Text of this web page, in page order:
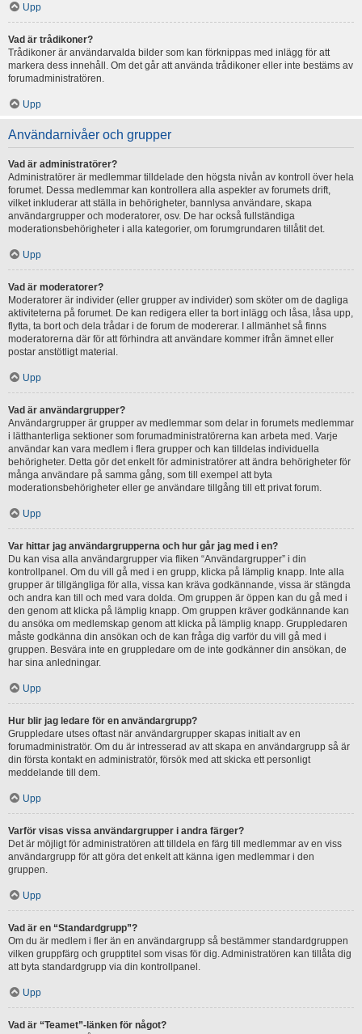
Upp
Vad är trådikoner?
Trådikoner är användarvalda bilder som kan förknippas med inlägg för att
markera dess innehåll. Om det går att använda trådikoner eller inte bestäms av
forumadministratören.
Upp
Användarnivåer och grupper
Vad är administratörer?
Administratörer är medlemmar tilldelade den högsta nivån av kontroll över hela
forumet. Dessa medlemmar kan kontrollera alla aspekter av forumets drift,
vilket inkluderar att ställa in behörigheter, bannlysa användare, skapa
användargrupper och moderatorer, osv. De har också fullständiga
moderationsbehörigheter i alla kategorier, om forumgrundaren tillåtit det.
Upp
Vad är moderatorer?
Moderatorer är individer (eller grupper av individer) som sköter om de dagliga
aktiviteterna på forumet. De kan redigera eller ta bort inlägg och låsa, låsa upp,
flytta, ta bort och dela trådar i de forum de modererar. I allmänhet så finns
moderatorerna där för att förhindra att användare kommer ifrån ämnet eller
postar anstötligt material.
Upp
Vad är användargrupper?
Användargrupper är grupper av medlemmar som delar in forumets medlemmar
i lätthanterliga sektioner som forumadministratörerna kan arbeta med. Varje
användar kan vara medlem i flera grupper och kan tilldelas individuella
behörigheter. Detta gör det enkelt för administratörer att ändra behörigheter för
många användare på samma gång, som till exempel att byta
moderationsbehörigheter eller ge användare tillgång till ett privat forum.
Upp
Var hittar jag användargrupperna och hur går jag med i en?
Du kan visa alla användargrupper via fliken “Användargrupper” i din
kontrollpanel. Om du vill gå med i en grupp, klicka på lämplig knapp. Inte alla
grupper är tillgängliga för alla, vissa kan kräva godkännande, vissa är stängda
och andra kan till och med vara dolda. Om gruppen är öppen kan du gå med i
den genom att klicka på lämplig knapp. Om gruppen kräver godkännande kan
du ansöka om medlemskap genom att klicka på lämplig knapp. Gruppledaren
måste godkänna din ansökan och de kan fråga dig varför du vill gå med i
gruppen. Besvära inte en gruppledare om de inte godkänner din ansökan, de
har sina anledningar.
Upp
Hur blir jag ledare för en användargrupp?
Gruppledare utses oftast när användargrupper skapas initialt av en
forumadministratör. Om du är intresserad av att skapa en användargrupp så är
din första kontakt en administratör, försök med att skicka ett personligt
meddelande till dem.
Upp
Varför visas vissa användargrupper i andra färger?
Det är möjligt för administratören att tilldela en färg till medlemmar av en viss
användargrupp för att göra det enkelt att känna igen medlemmar i den
gruppen.
Upp
Vad är en “Standardgrupp”?
Om du är medlem i fler än en användargrupp så bestämmer standardgruppen
vilken gruppfärg och grupptitel som visas för dig. Administratören kan tillåta dig
att byta standardgrupp via din kontrollpanel.
Upp
Vad är “Teamet”-länken för något?